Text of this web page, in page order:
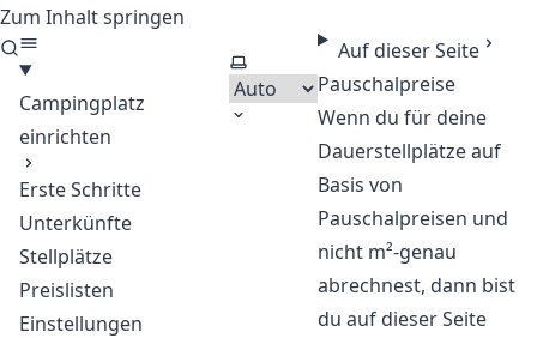
Zum Inhalt springen
CloudCamping - Software
Campingplatz
einrichten
Erste Schritte
Unterkünfte
Stellplätze
Preislisten
Einstellungen
Thema auswählen
Auf dieser Seite
Pauschalpreise
Wenn du für deine
Dauerstellplätze auf
Basis von
Pauschalpreisen und
nicht m²-genau
abrechnest, dann bist
du auf dieser Seite